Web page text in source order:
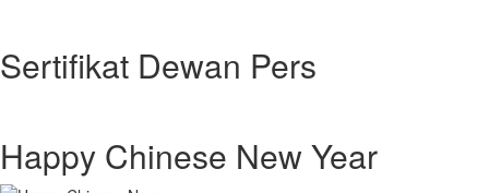
Sertifikat Dewan Pers
Happy Chinese New Year